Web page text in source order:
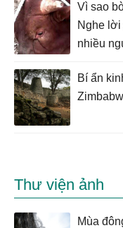
Vì sao
Nghe lời
nhiều
Bí ẩn
Thư viện ảnh
Mùa